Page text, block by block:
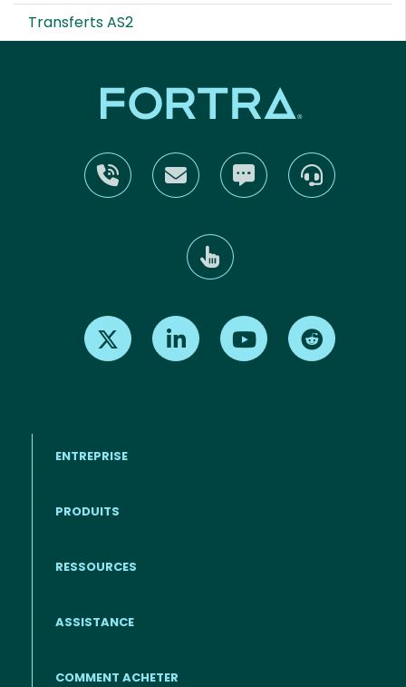
Transferts AS2
Find us on X Find us on LinkedInFind us on Youtube
Footer - Francais
ENTREPRISE
PRODUITS
RESSOURCES
ASSISTANCE
COMMENT ACHETER